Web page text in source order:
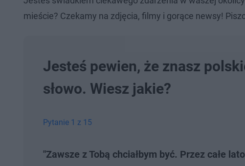
mieście? Czekamy na zdjęcia, filmy i gorące newsy!
Jesteś pewien, że znasz
słowo. Wiesz jakie?
Pytanie 1 z 15
"Zawsze z Tobą chciałbym być. Przez całe